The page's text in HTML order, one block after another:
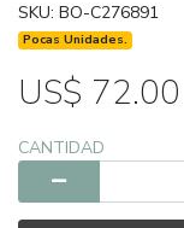
SKU: BO-C276891
Pocas Unidades.
US$ 72.00
CANTIDAD